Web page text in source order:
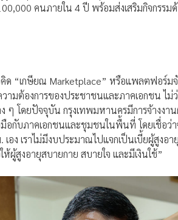
คนภายใน 4 ปี พร้อมส่งเสริมกิจกรร
“เกษียณ Marketplace” หรือแพลตฟอร์มจั
มต้องการของประชาชนและภาคเอกชน ไม่
โดยปัจจุบัน กรุงเทพมหานครมีการจ้างงา
อกับภาคเอกชนและชุมชนในพื้นที่ โดยเชื่อว่
อง เราไม่มีงบประมาณไปแจกเป็นเบี้ยผู้สูงอ
ห้ผู้สูงอายุสบายกาย สบายใจ และมีเงินใช้”